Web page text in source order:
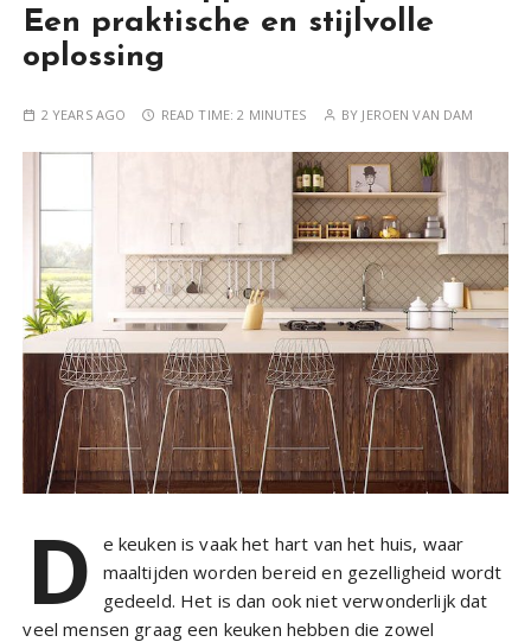
Een praktische en stijlvolle
oplossing
2 YEARS AGO READ TIME:2 MINUTES BY JEROEN VAN DAM
D
e keuken is vaak het hart van het huis, waar
maaltijden worden bereid en gezelligheid wordt
gedeeld. Het is dan ook niet verwonderlijk dat
veel mensen graag een keuken hebben die zowel